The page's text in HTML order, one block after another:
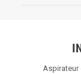
Aspirateur